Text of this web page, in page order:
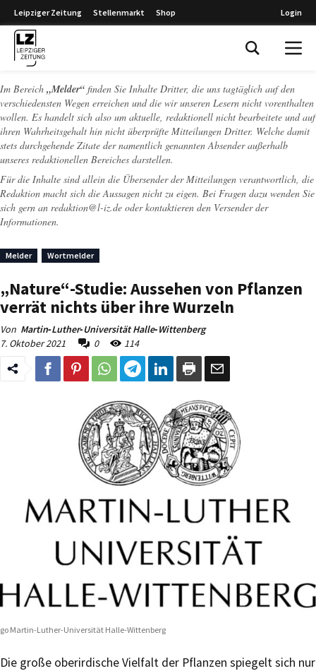
Leipziger Zeitung Stellenmarkt Shop Login
Im Bereich „Melder“ finden Sie Inhalte Dritter, die uns tagtäglich auf den
verschiedensten Wegen erreichen und die wir unseren Lesern nicht vorenthalten
wollen. Es handelt sich also um aktuelle, redaktionell nicht bearbeitete und auf
ihren Wahrheitsgehalt hin nicht überprüfte Mitteilungen Dritter. Welche damit
stets durchgehende Zitate der namentlich genannten Absender außerhalb
unseres redaktionellen Bereiches darstellen.
Für die Inhalte sind allein die Übersender der Mitteilungen verantwortlich, die
Redaktion macht sich die Aussagen nicht zu eigen. Bei Fragen dazu wenden Sie
sich gern an redaktion@l-iz.de oder kontaktieren den Versender der
Informationen.
Melder Wortmelder
„Nature“-Studie: Aussehen von Pflanzen
verrät nichts über ihre Wurzeln
Von Martin‐Luther‐Universität Halle‐Wittenberg
7. Oktober 2021
0 114
Martin-Luther-Universität Halle-Wittenberg
Die große oberirdische Vielfalt der Pflanzen spiegelt sich nur